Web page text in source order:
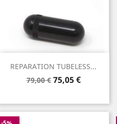
REPARATION TUBELESS...
Prix
79,00 € Prix
75,05 €